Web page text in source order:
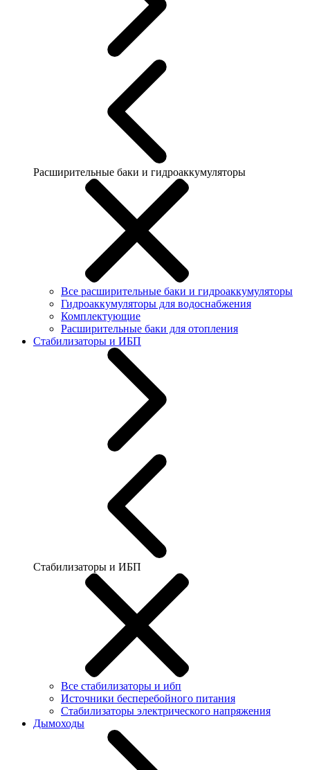
Расширительные баки и гидроаккумуляторы
Все расширительные баки и гидроаккумуляторы
Гидроаккумуляторы для водоснабжения
Комплектующие
Расширительные баки для отопления
Стабилизаторы и ИБП
Стабилизаторы и ИБП
Все стабилизаторы и ибп
Источники бесперебойного питания
Стабилизаторы электрического напряжения
Дымоходы